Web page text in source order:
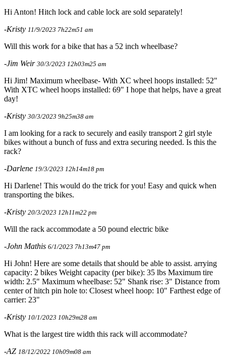
Hi Anton! Hitch lock and cable lock are sold separately!
-Kristy 11/9/2023 7h22m51 am
Will this work for a bike that has a 52 inch wheelbase?
-Jim Weir 30/3/2023 12h03m25 am
Hi Jim! Maximum wheelbase- With XC wheel hoops installed: 52"
With XTC wheel hoops installed: 69" I hope that helps, have a great
day!
-Kristy 30/3/2023 9h25m38 am
I am looking for a rack to securely and easily transport 2 girl style
bikes without a bunch of fuss and extra securing needed. Is this the
rack?
-Darlene 19/3/2023 12h14m18 pm
Hi Darlene! This would do the trick for you! Easy and quick when
transporting the bikes.
-Kristy 20/3/2023 12h11m22 pm
Will the rack accommodate a 50 pound electric bike
-John Mathis 6/1/2023 7h13m47 pm
Hi John! Here are some details that should be able to assist. arrying
capacity: 2 bikes Weight capacity (per bike): 35 lbs Maximum tire
width: 2.5" Maximum wheelbase: 52" Shank rise: 3" Distance from
center of hitch pin hole to: Closest wheel hoop: 10" Farthest edge of
carrier: 23"
-Kristy 10/1/2023 10h29m28 am
What is the largest tire width this rack will accommodate?
-AZ 18/12/2022 10h09m08 am